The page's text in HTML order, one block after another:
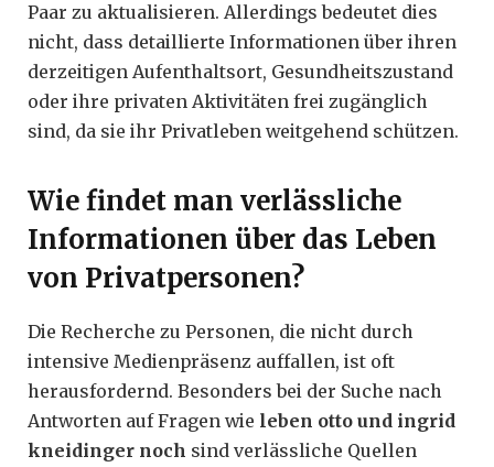
Paar zu aktualisieren. Allerdings bedeutet dies
nicht, dass detaillierte Informationen über ihren
derzeitigen Aufenthaltsort, Gesundheitszustand
oder ihre privaten Aktivitäten frei zugänglich
sind, da sie ihr Privatleben weitgehend schützen.
Wie findet man verlässliche
Informationen über das Leben
von Privatpersonen?
Die Recherche zu Personen, die nicht durch
intensive Medienpräsenz auffallen, ist oft
herausfordernd. Besonders bei der Suche nach
Antworten auf Fragen wie leben otto und ingrid
kneidinger noch sind verlässliche Quellen